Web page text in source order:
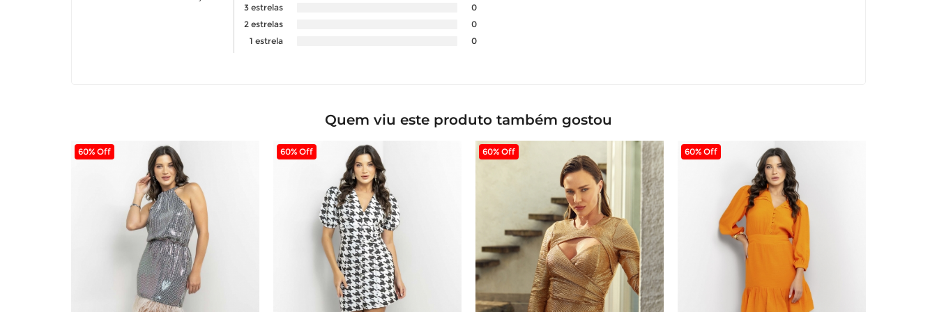
3 estrelas
0
2 estrelas
0
1 estrela
0
Quem viu este produto também gostou
60% Off 60% Off 60% Off 60% Off